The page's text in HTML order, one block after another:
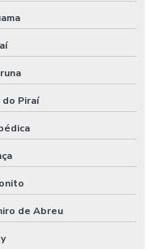
meio ambiente
do Piraí
de Abreu